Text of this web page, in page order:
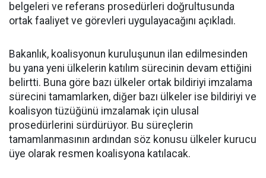
belgeleri ve referans prosedürleri doğrultusunda
ortak faaliyet ve görevleri uygulayacağını açıkladı.
Bakanlık, koalisyonun kuruluşunun ilan edilmesinden
bu yana yeni ülkelerin katılım sürecinin devam ettiğini
belirtti. Buna göre bazı ülkeler ortak bildiriyi imzalama
sürecini tamamlarken, diğer bazı ülkeler ise bildiriyi ve
koalisyon tüzüğünü imzalamak için ulusal
prosedürlerini sürdürüyor. Bu süreçlerin
tamamlanmasının ardından söz konusu ülkeler kurucu
üye olarak resmen koalisyona katılacak.